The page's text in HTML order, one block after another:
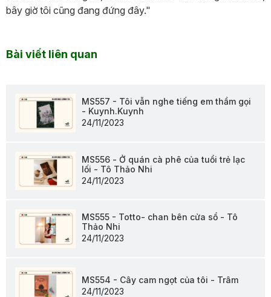
bây giờ tôi cũng đang đứng đây."
Bài viết liên quan
MS557 - Tôi vẫn nghe tiếng em thầm gọi
- Kuynh.Kuynh
24/11/2023
MS556 - Ở quán cà phê của tuổi trẻ lạc
lối - Tô Thảo Nhi
24/11/2023
MS555 - Totto- chan bên cửa sổ - Tô
Thảo Nhi
24/11/2023
MS554 - Cây cam ngọt của tôi - Trâm
24/11/2023